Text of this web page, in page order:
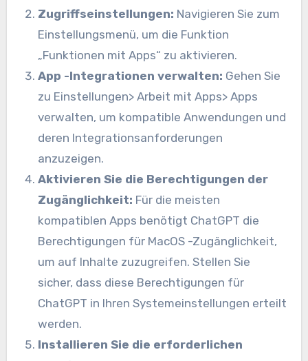
Zugriffseinstellungen: Navigieren Sie zum
Einstellungsmenü, um die Funktion
„Funktionen mit Apps“ zu aktivieren.
App -Integrationen verwalten: Gehen Sie
zu Einstellungen> Arbeit mit Apps> Apps
verwalten, um kompatible Anwendungen und
deren Integrationsanforderungen
anzuzeigen.
Aktivieren Sie die Berechtigungen der
Zugänglichkeit: Für die meisten
kompatiblen Apps benötigt ChatGPT die
Berechtigungen für MacOS -Zugänglichkeit,
um auf Inhalte zuzugreifen. Stellen Sie
sicher, dass diese Berechtigungen für
ChatGPT in Ihren Systemeinstellungen erteilt
werden.
Installieren Sie die erforderlichen